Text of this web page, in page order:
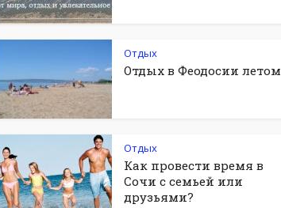
Отдых
Отдых в Феодосии летом
Отдых
Как провести время в
Сочи с семьей или
друзьями?